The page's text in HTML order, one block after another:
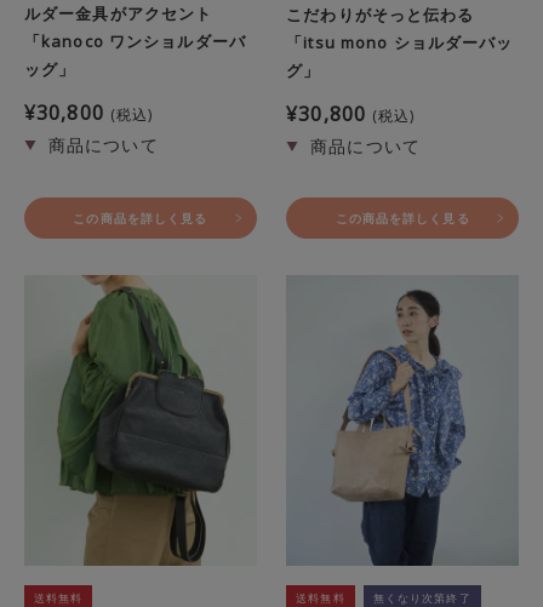
ルダー金具がアクセント
「kanoco ワンショルダーバ
ッグ」
¥30,800 税込
この商品を詳しく見る
こだわりがそっと伝わる
「itsu mono ショルダーバッ
グ」
¥30,800 税込
この商品を詳しく見る
送料無料 送料無料
無くなり次第終了